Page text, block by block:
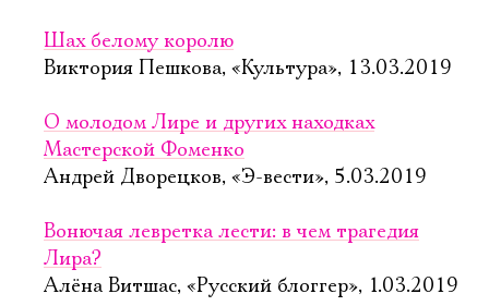
Шах белому королю
Виктория Пешкова, «Культура», 13.03.2019
О молодом Лире и других находках
Мастерской Фоменко
Андрей Дворецков, «Э-вести», 5.03.2019
Вонючая левретка лести: в чем трагедия
Лира?
Алёна Витшас, «Русский блоггер», 1.03.2019